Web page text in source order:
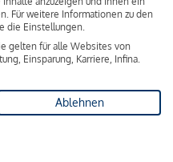
Für weitere Informationen zu den
die Einstellungen.
gelten für alle Websites von
Einsparung, Karriere, Infina.
Ablehnen